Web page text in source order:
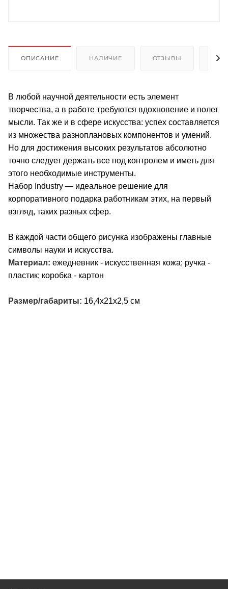
ОПИСАНИЕ НАЛИЧИЕ ОТЗЫВЫ
В любой научной деятельности есть элемент
творчества, а в работе требуются вдохновение и полет
мысли. Так же и в сфере искусства: успех составляется
из множества разноплановых компонентов и умений.
Но для достижения высоких результатов абсолютно
точно следует держать все под контролем и иметь для
этого необходимые инструменты.
Набор Industry — идеальное решение для
корпоративного подарка работникам этих, на первый
взгляд, таких разных сфер.
В каждой части общего рисунка изображены главные
символы науки и искусства.
Материал: ежедневник - искусственная кожа; ручка -
пластик; коробка - картон
Размер/габариты: 16,4х21х2,5 см